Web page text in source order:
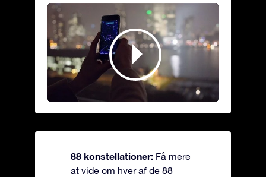
88 konstellationer: Få mere
at vide om hver af de 88